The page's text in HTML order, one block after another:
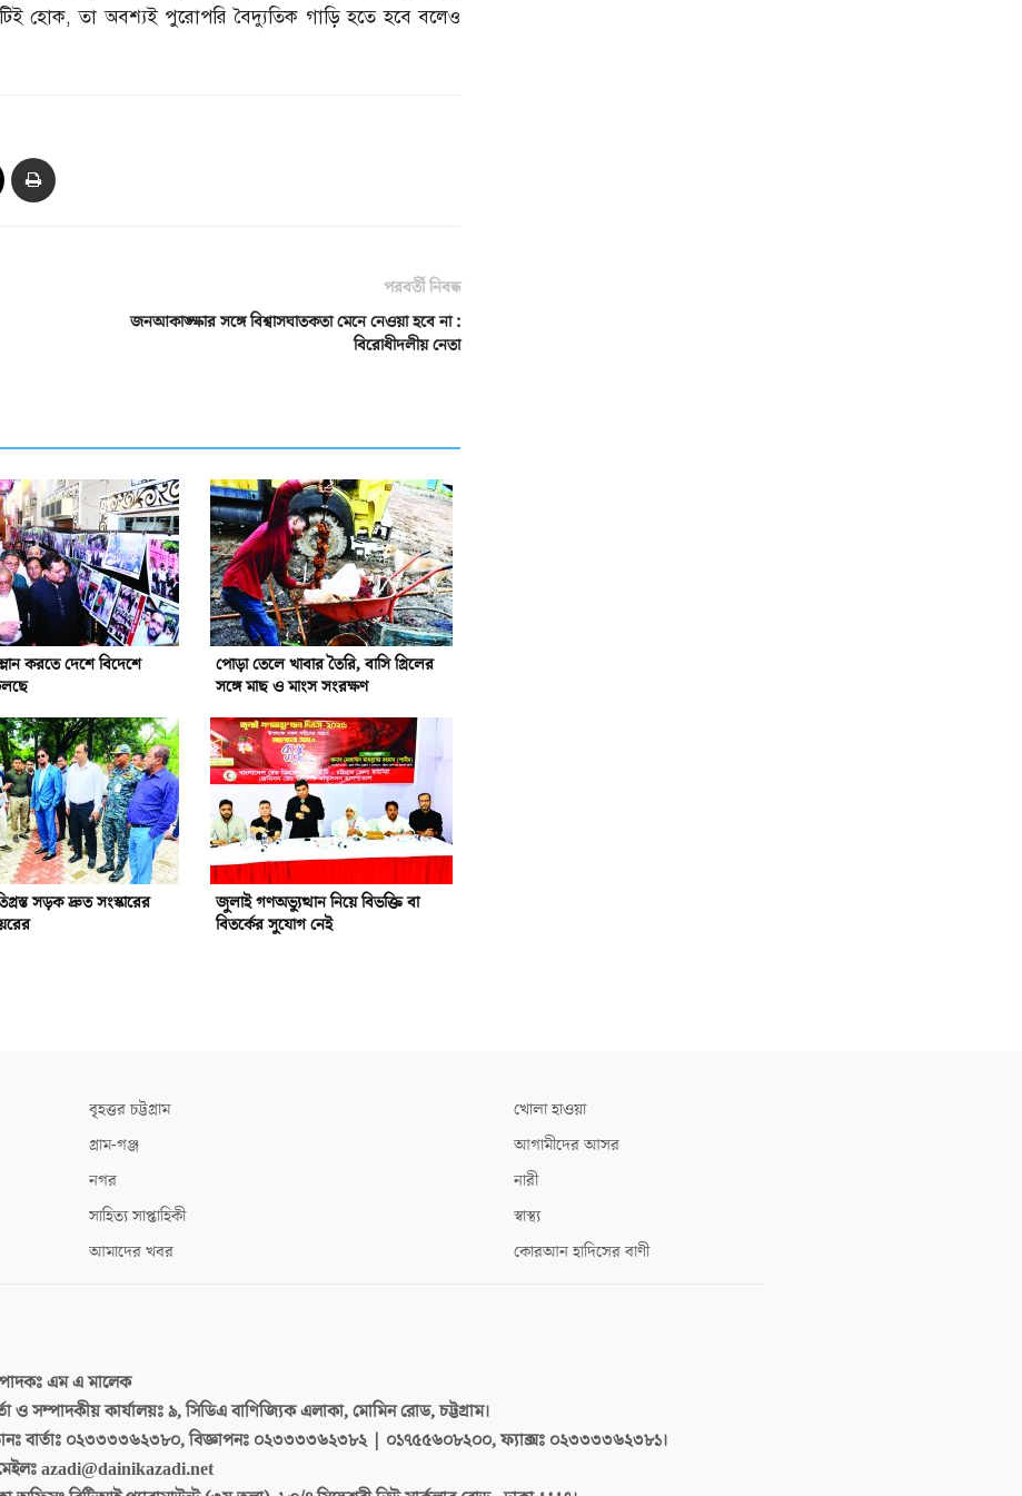
হোক,তা অবশ্যই পুরোপরি বৈদ্যুতিক গাড়ি হতে হবে বলেও
পরবর্তী নিবন্ধ
জনআকাঙ্ক্ষার সঙ্গে বিশ্বাসঘাতকতা মেনে নেওয়া হবে না :
বিরোধীদলীয় নেতা
করতে দেশে বিদেশে
পোড়া তেলে খাবার তৈরি, বাসি গ্রিলের
সঙ্গে মাছ ও মাংস সংরক্ষণ
সড়ক দ্রুত সংস্কারের
জুলাই গণঅভ্যুত্থান নিয়ে বিভক্তি বা
বিতর্কের সুযোগ নেই
বৃহত্তর চট্টগ্রাম
গ্রাম-গঞ্জ
নগর
সাহিত্য সাপ্তাহিকী
আমাদের খবর
খোলা হাওয়া
আগামীদের আসর
নারী
স্বাস্থ্য
কোরআন হাদিসের বাণী
এম এ মালেক
ও সম্পাদকীয় কার্যালয়ঃ৯, সিডিএ বাণিজ্যিক এলাকা, মোমিন রোড, চট্টগ্রাম।
বার্তাঃ ০২৩৩৩৩৬২৩৮০, বিজ্ঞাপনঃ ০২৩৩৩৩৬২৩৮২ | ০১৭৫৫৬০৮২০০, ফ্যাক্সঃ ০২৩৩৩৩৬২৩৮১।
azadi@dainikazadi.net